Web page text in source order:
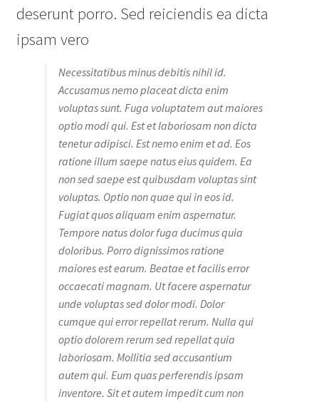
deserunt porro. Sed reiciendis ea dicta
ipsam vero
Necessitatibus minus debitis nihil id.
Accusamus nemo placeat dicta enim
voluptas sunt. Fuga voluptatem aut maiores
optio modi qui. Est et laboriosam non dicta
tenetur adipisci. Est nemo enim et ad. Eos
ratione illum saepe natus eius quidem. Ea
non sed saepe est quibusdam voluptas sint
voluptas. Optio non quae qui in eos id.
Fugiat quos aliquam enim aspernatur.
Tempore natus dolor fuga ducimus quia
doloribus. Porro dignissimos ratione
maiores est earum. Beatae et facilis error
occaecati magnam. Ut facere aspernatur
unde voluptas sed dolor modi. Dolor
cumque qui error repellat rerum. Nulla qui
optio dolorem rerum sed repellat quia
laboriosam. Mollitia sed accusantium
autem qui. Eum quas perferendis ipsam
inventore. Sit et autem impedit cum non